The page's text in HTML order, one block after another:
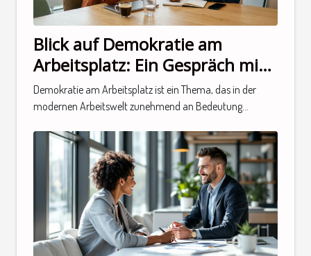
Blick auf Demokratie am
Arbeitsplatz: Ein Gespräch mit
einem Experten
Demokratie am Arbeitsplatz ist ein Thema, das in der
modernen Arbeitswelt zunehmend an Bedeutung...